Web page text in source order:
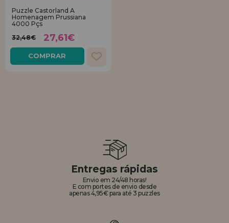
REGISTRO DE REVENDEDOR
Puzzle Castorland A
Homenagem Prussiana
4000 Pçs
32,48€
27,61€
COMPRAR
Entregas rápidas
Envio em 24/48 horas!
E com portes de envio desde
apenas 4,95€ para até 3 puzzles